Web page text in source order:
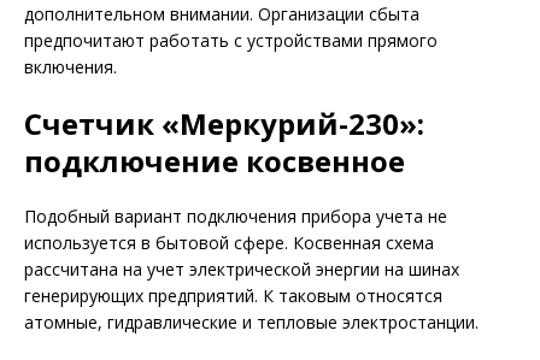
дополнительном внимании. Организации сбыта
предпочитают работать с устройствами прямого
включения.
Счетчик «Меркурий-230»:
подключение косвенное
Подобный вариант подключения прибора учета не
используется в бытовой сфере. Косвенная схема
рассчитана на учет электрической энергии на шинах
генерирующих предприятий. К таковым относятся
атомные, гидравлические и тепловые электростанции.